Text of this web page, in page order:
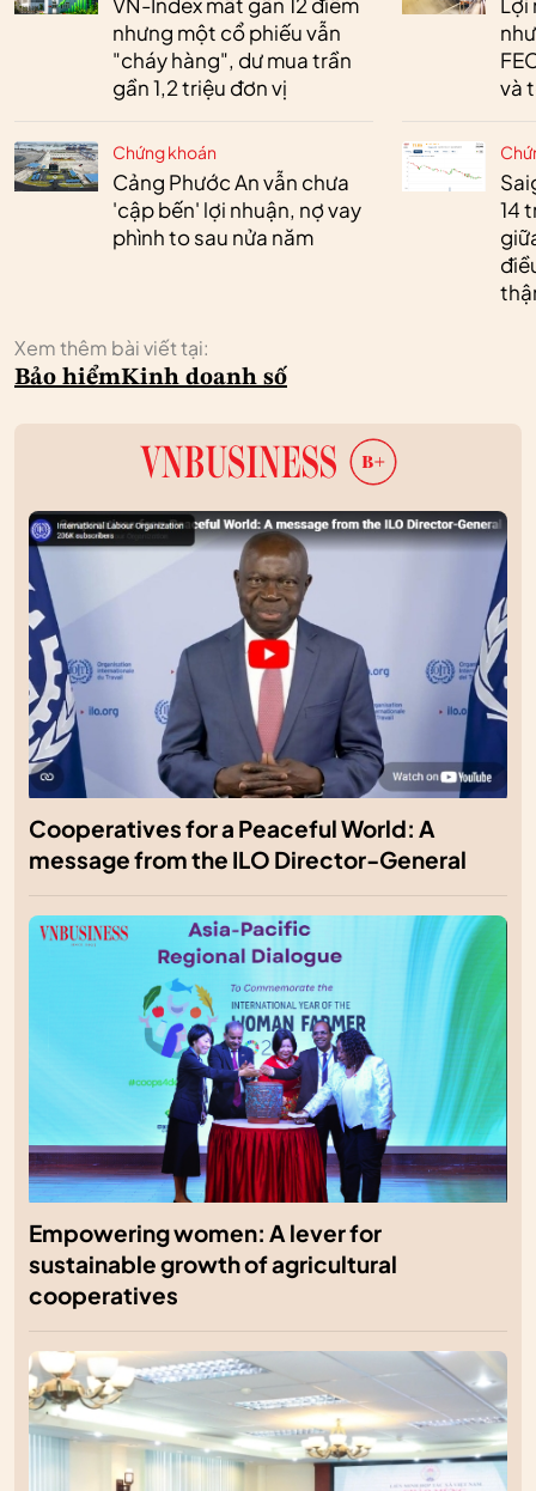
nhưng một cổ phiếu vẫn
"cháy hàng", dư mua trần
gần 1,2 triệu đơn vị
Chứng khoán
Cảng Phước An vẫn chưa
'cập bến' lợi nhuận, nợ vay
phình to sau nửa năm
và
14
Xem thêm bài viết tại:
Bảo hiểmKinh doanh số
Cooperatives for a Peaceful World: A
message from the ILO Director-General
Empowering women: A lever for
sustainable growth of agricultural
cooperatives